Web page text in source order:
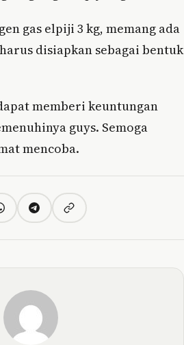
gas elpiji 3 kg, memang ada
disiapkan sebagai bentuk
memberi keuntungan
guys. Semoga
mencoba.
TelegramCopy link